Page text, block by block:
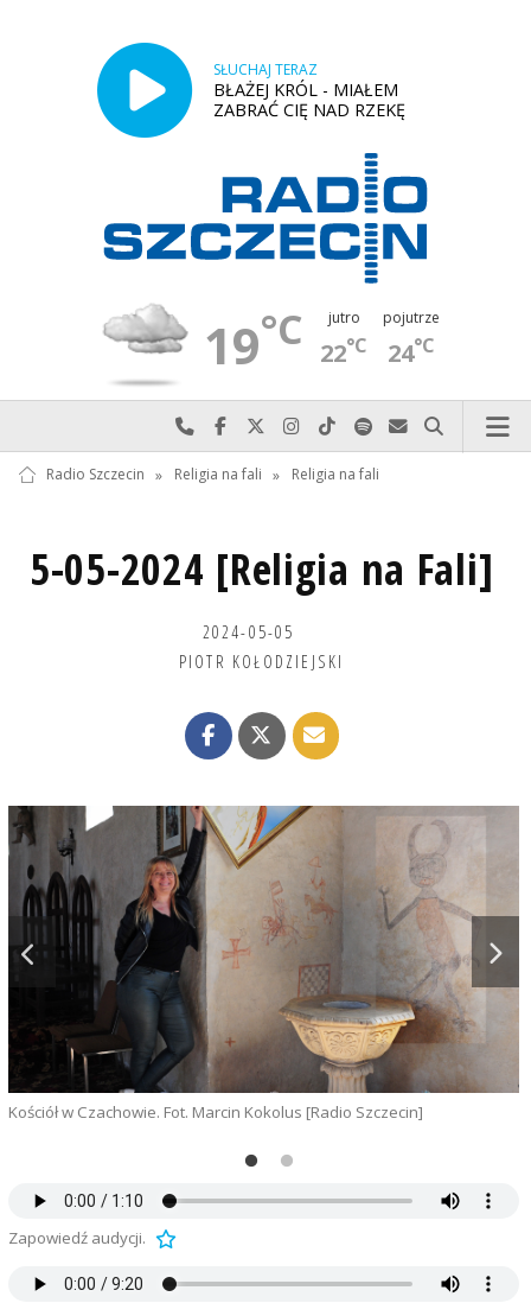
SŁUCHAJ TERAZ
BŁAŻEJ KRÓL - MIAŁEM
ZABRAĆ CIĘ NAD RZEKĘ
19°C jutro
22°C
pojutrze
24°C
Najlepiej po prostu do nas zadzwoń
Odwiedź nas na Facebook-u
Odwiedź nas na X
Odwiedź nas na Instagram-ie
Odwiedź nas na TikTok-u
Szukaj nas na Spotify
Wyślij do nas
Szukaj
Radio Szczecin » Religia na fali » Religia na fali
5-05-2024 [Religia na Fali]
2024-05-05
PIOTR KOŁODZIEJSKI
Kościół w Czachowie. Fot. Marcin Kokolus [Radio Szczecin]
Zapowiedź audycji.